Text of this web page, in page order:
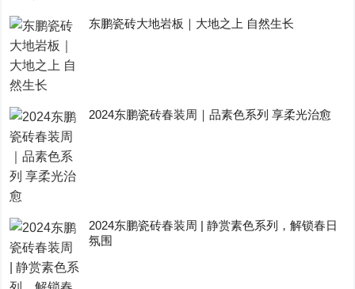
东鹏瓷砖大地岩板｜大地之上 自然生长
2024东鹏瓷砖春装周｜品素色系列 享柔光治愈
2024东鹏瓷砖春装周 | 静赏素色系列，解锁春日
氛围